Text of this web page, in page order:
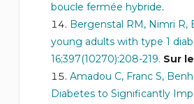
boucle fermée hybride.
Bergenstal RM, Nimri R,
young adults with type 1
16;397(10270):208-219. Sur
Amadou C, Franc S,
Diabetes to Significantly